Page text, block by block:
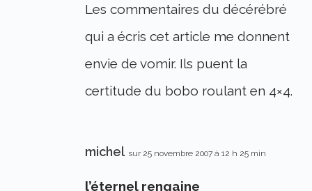
Les commentaires du décérébré
qui a écris cet article me donnent
envie de vomir. Ils puent la
certitude du bobo roulant en 4×4.
michel sur 25 novembre 2007 à 12 h 25 min
l’éternel rengaine